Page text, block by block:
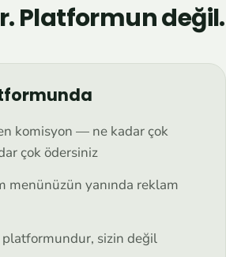
Platformun değil.
komisyon — ne kadar çok
çok ödersiniz
menünüzün yanında reklam
sizin değil